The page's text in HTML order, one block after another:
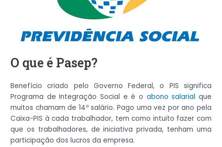
O que é Pasep?
Benefício criado pelo Governo Federal, o PIS significa
Programa de Integração Social e é o abono salarial que
muitos chamam de 14º salário. Pago uma vez por ano pela
Caixa-PIS à cada trabalhador, tem como intuito fazer com
que os trabalhadores, de iniciativa privada, tenham uma
participação dos lucros da empresa.